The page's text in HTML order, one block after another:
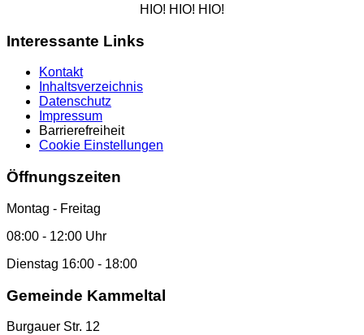
HIO! HIO! HIO!
Interessante Links
Kontakt
Inhaltsverzeichnis
Datenschutz
Impressum
Barrierefreiheit
Cookie Einstellungen
Öffnungszeiten
Montag - Freitag
08:00 - 12:00 Uhr
Dienstag 16:00 - 18:00
Gemeinde Kammeltal
Burgauer Str. 12